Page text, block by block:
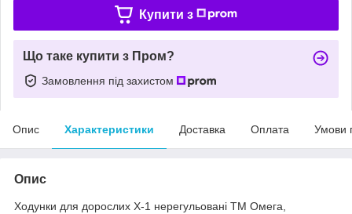
Купити з
Що таке купити з Пром?
Замовлення під захистом
Опис Характеристики Доставка Оплата Умови
Опис
Ходунки для дорослих Х-1 нерегульовані ТМ Омега,